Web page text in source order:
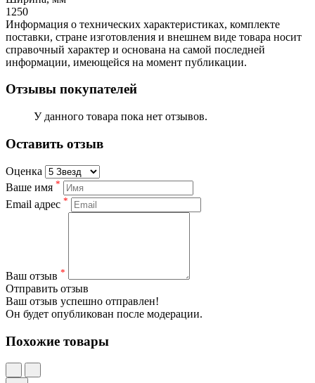
1250
Информация о технических характеристиках, комплекте
поставки, стране изготовления и внешнем виде товара носит
справочный характер и основана на самой последней
информации, имеющейся на момент публикации.
Отзывы покупателей
У данного товара пока нет отзывов.
Оставить отзыв
Оценка
Ваше имя *
Email адрес *
Ваш отзыв *
Отправить отзыв
Ваш отзыв успешно отправлен!
Он будет опубликован после модерации.
Похожие товары